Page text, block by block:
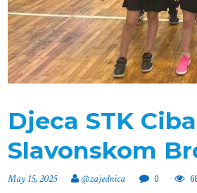
Djeca STK
Slavonskom
May 15, 2025 @zajednica 0